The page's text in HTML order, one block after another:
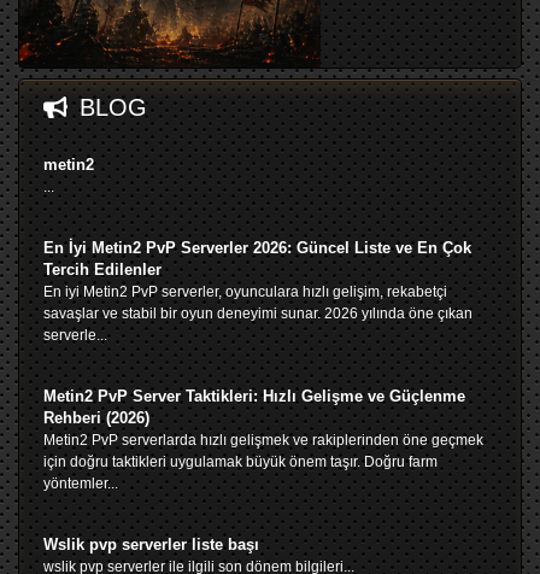
BLOG
metin2
...
En İyi Metin2 PvP Serverler 2026: Güncel Liste ve En Çok
Tercih Edilenler
En iyi Metin2 PvP serverler, oyunculara hızlı gelişim, rekabetçi
savaşlar ve stabil bir oyun deneyimi sunar. 2026 yılında öne çıkan
serverle...
Metin2 PvP Server Taktikleri: Hızlı Gelişme ve Güçlenme
Rehberi (2026)
Metin2 PvP serverlarda hızlı gelişmek ve rakiplerinden öne geçmek
için doğru taktikleri uygulamak büyük önem taşır. Doğru farm
yöntemler...
Wslik pvp serverler liste başı
wslik pvp serverler ile ilgili son dönem bilgileri...